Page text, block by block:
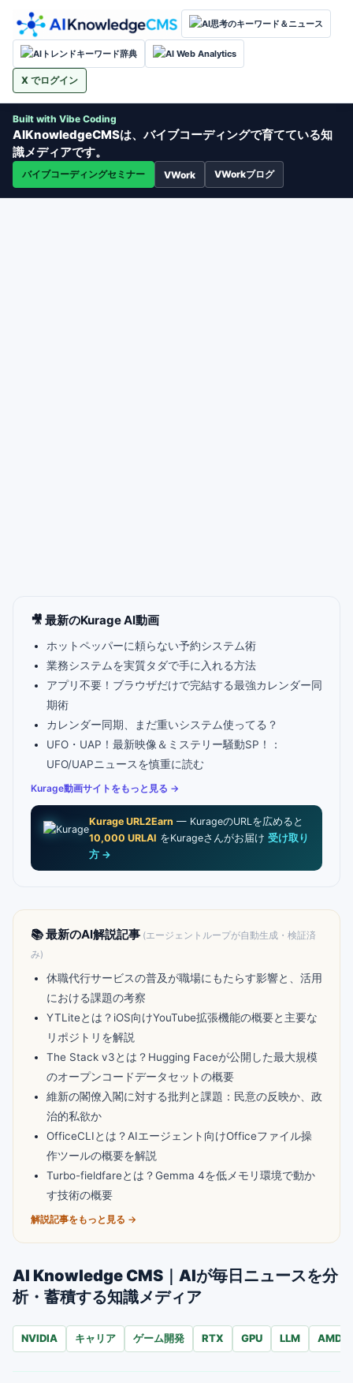
AI思考のキーワード＆ニュース
AIトレンドキーワード辞典 AI Web Analytics
X でログイン
Built with Vibe Coding
AIKnowledgeCMSは、バイブコーディングで育てている知
識メディアです。
バイブコーディングセミナー VWork VWorkブログ
🎥 最新のKurage AI動画
ホットペッパーに頼らない予約システム術
業務システムを実質タダで手に入れる方法
アプリ不要！ブラウザだけで完結する最強カレンダー同
期術
カレンダー同期、まだ重いシステム使ってる？
UFO・UAP！最新映像＆ミステリー騒動SP！：
UFO/UAPニュースを慎重に読む
Kurage動画サイトをもっと見る →
Kurage URL2Earn — KurageのURLを広めると
10,000 URLAI をKurageさんがお届け 受け取り
方 →
📚 最新のAI解説記事 (エージェントループが自動生成・検証済
み)
休職代行サービスの普及が職場にもたらす影響と、活用
における課題の考察
YTLiteとは？iOS向けYouTube拡張機能の概要と主要な
リポジトリを解説
The Stack v3とは？Hugging Faceが公開した最大規模
のオープンコードデータセットの概要
維新の閣僚入閣に対する批判と課題：民意の反映か、政
治的私欲か
OfficeCLIとは？AIエージェント向けOfficeファイル操
作ツールの概要を解説
Turbo-fieldfareとは？Gemma 4を低メモリ環境で動か
す技術の概要
解説記事をもっと見る →
AI Knowledge CMS｜AIが毎日ニュースを分
析・蓄積する知識メディア
NVIDIA キャリア ゲーム開発 RTX GPU LLM AMD